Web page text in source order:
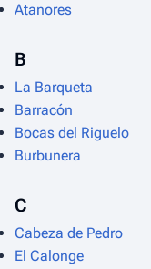
Atanores
B
La Barqueta
Barracón
Bocas del Riguelo
Burbunera
C
Cabeza de Pedro
El Calonge